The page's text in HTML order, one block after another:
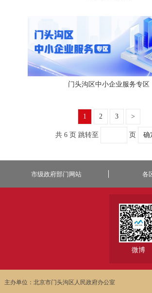
门头沟区中小企业服务专区
1 2 3 >
共 6 页 跳转至 页 确
市级政府部门网站 各
微博
主办单位：北京市门头沟区人民政府办公室